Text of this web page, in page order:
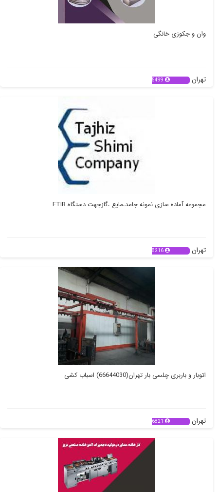
وان و جکوزی خانگی
تهران 5499
مجموعه آماده سازی نمونه جامد،مایع ،گازجهت دستگاه FTIR
تهران 8216
اتوبار و باربری چلسی بار تهران(66644030) اسباب کشی
تهران 6821